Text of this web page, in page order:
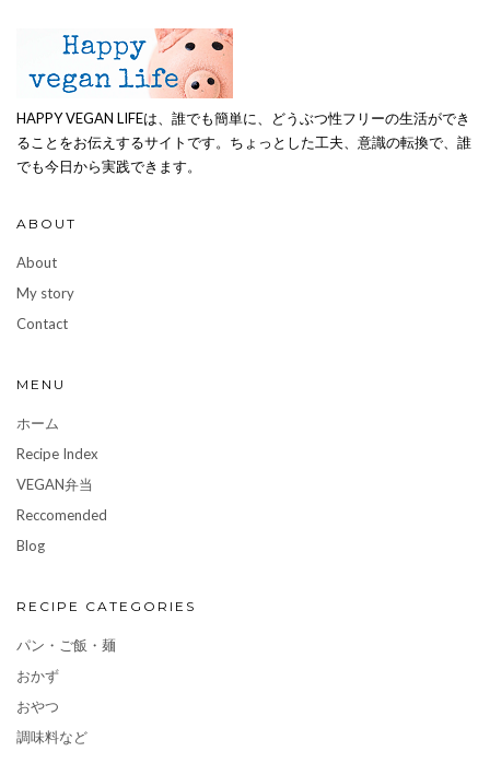
HAPPY VEGAN LIFEは、誰でも簡単に、どうぶつ性フリーの生活ができ
ることをお伝えするサイトです。ちょっとした工夫、意識の転換で、誰
でも今日から実践できます。
ABOUT
About
My story
Contact
MENU
ホーム
Recipe Index
VEGAN弁当
Reccomended
Blog
RECIPE CATEGORIES
パン・ご飯・麺
おかず
おやつ
調味料など